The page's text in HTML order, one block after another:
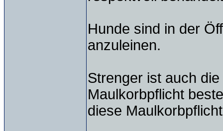
Hunde sind in der
anzuleinen.
Strenger ist auch
Maulkorbpflicht
diese